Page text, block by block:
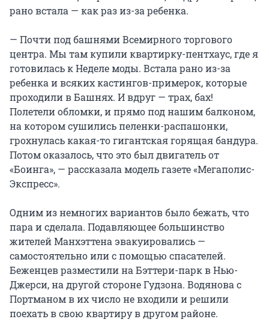
рано встала — как раз из-за ребенка.
— Почти под башнями Всемирного торгового
центра. Мы там купили квартирку-пентхаус, где я
готовилась к Неделе моды. Встала рано из-за
ребенка и всяких кастингов-примерок, которые
проходили в Башнях. И вдруг — трах, бах!
Полетели обломки, и прямо под нашим балконом,
на котором сушились пеленки-распашонки,
грохнулась какая-то гигантская горящая бандура.
Потом оказалось, что это был двигатель от
«Боинга», — рассказала модель газете «Мегаполис-
Экспресс».
Одним из немногих вариантов было бежать, что
пара и сделала. Подавляющее большинство
жителей Манхэттена эвакуировались —
самостоятельно или с помощью спасателей.
Беженцев разместили на Бэттери-парк в Нью-
Джерси, на другой стороне Гудзона. Водянова с
Портманом в их число не входили и решили
поехать в свою квартиру в другом районе.